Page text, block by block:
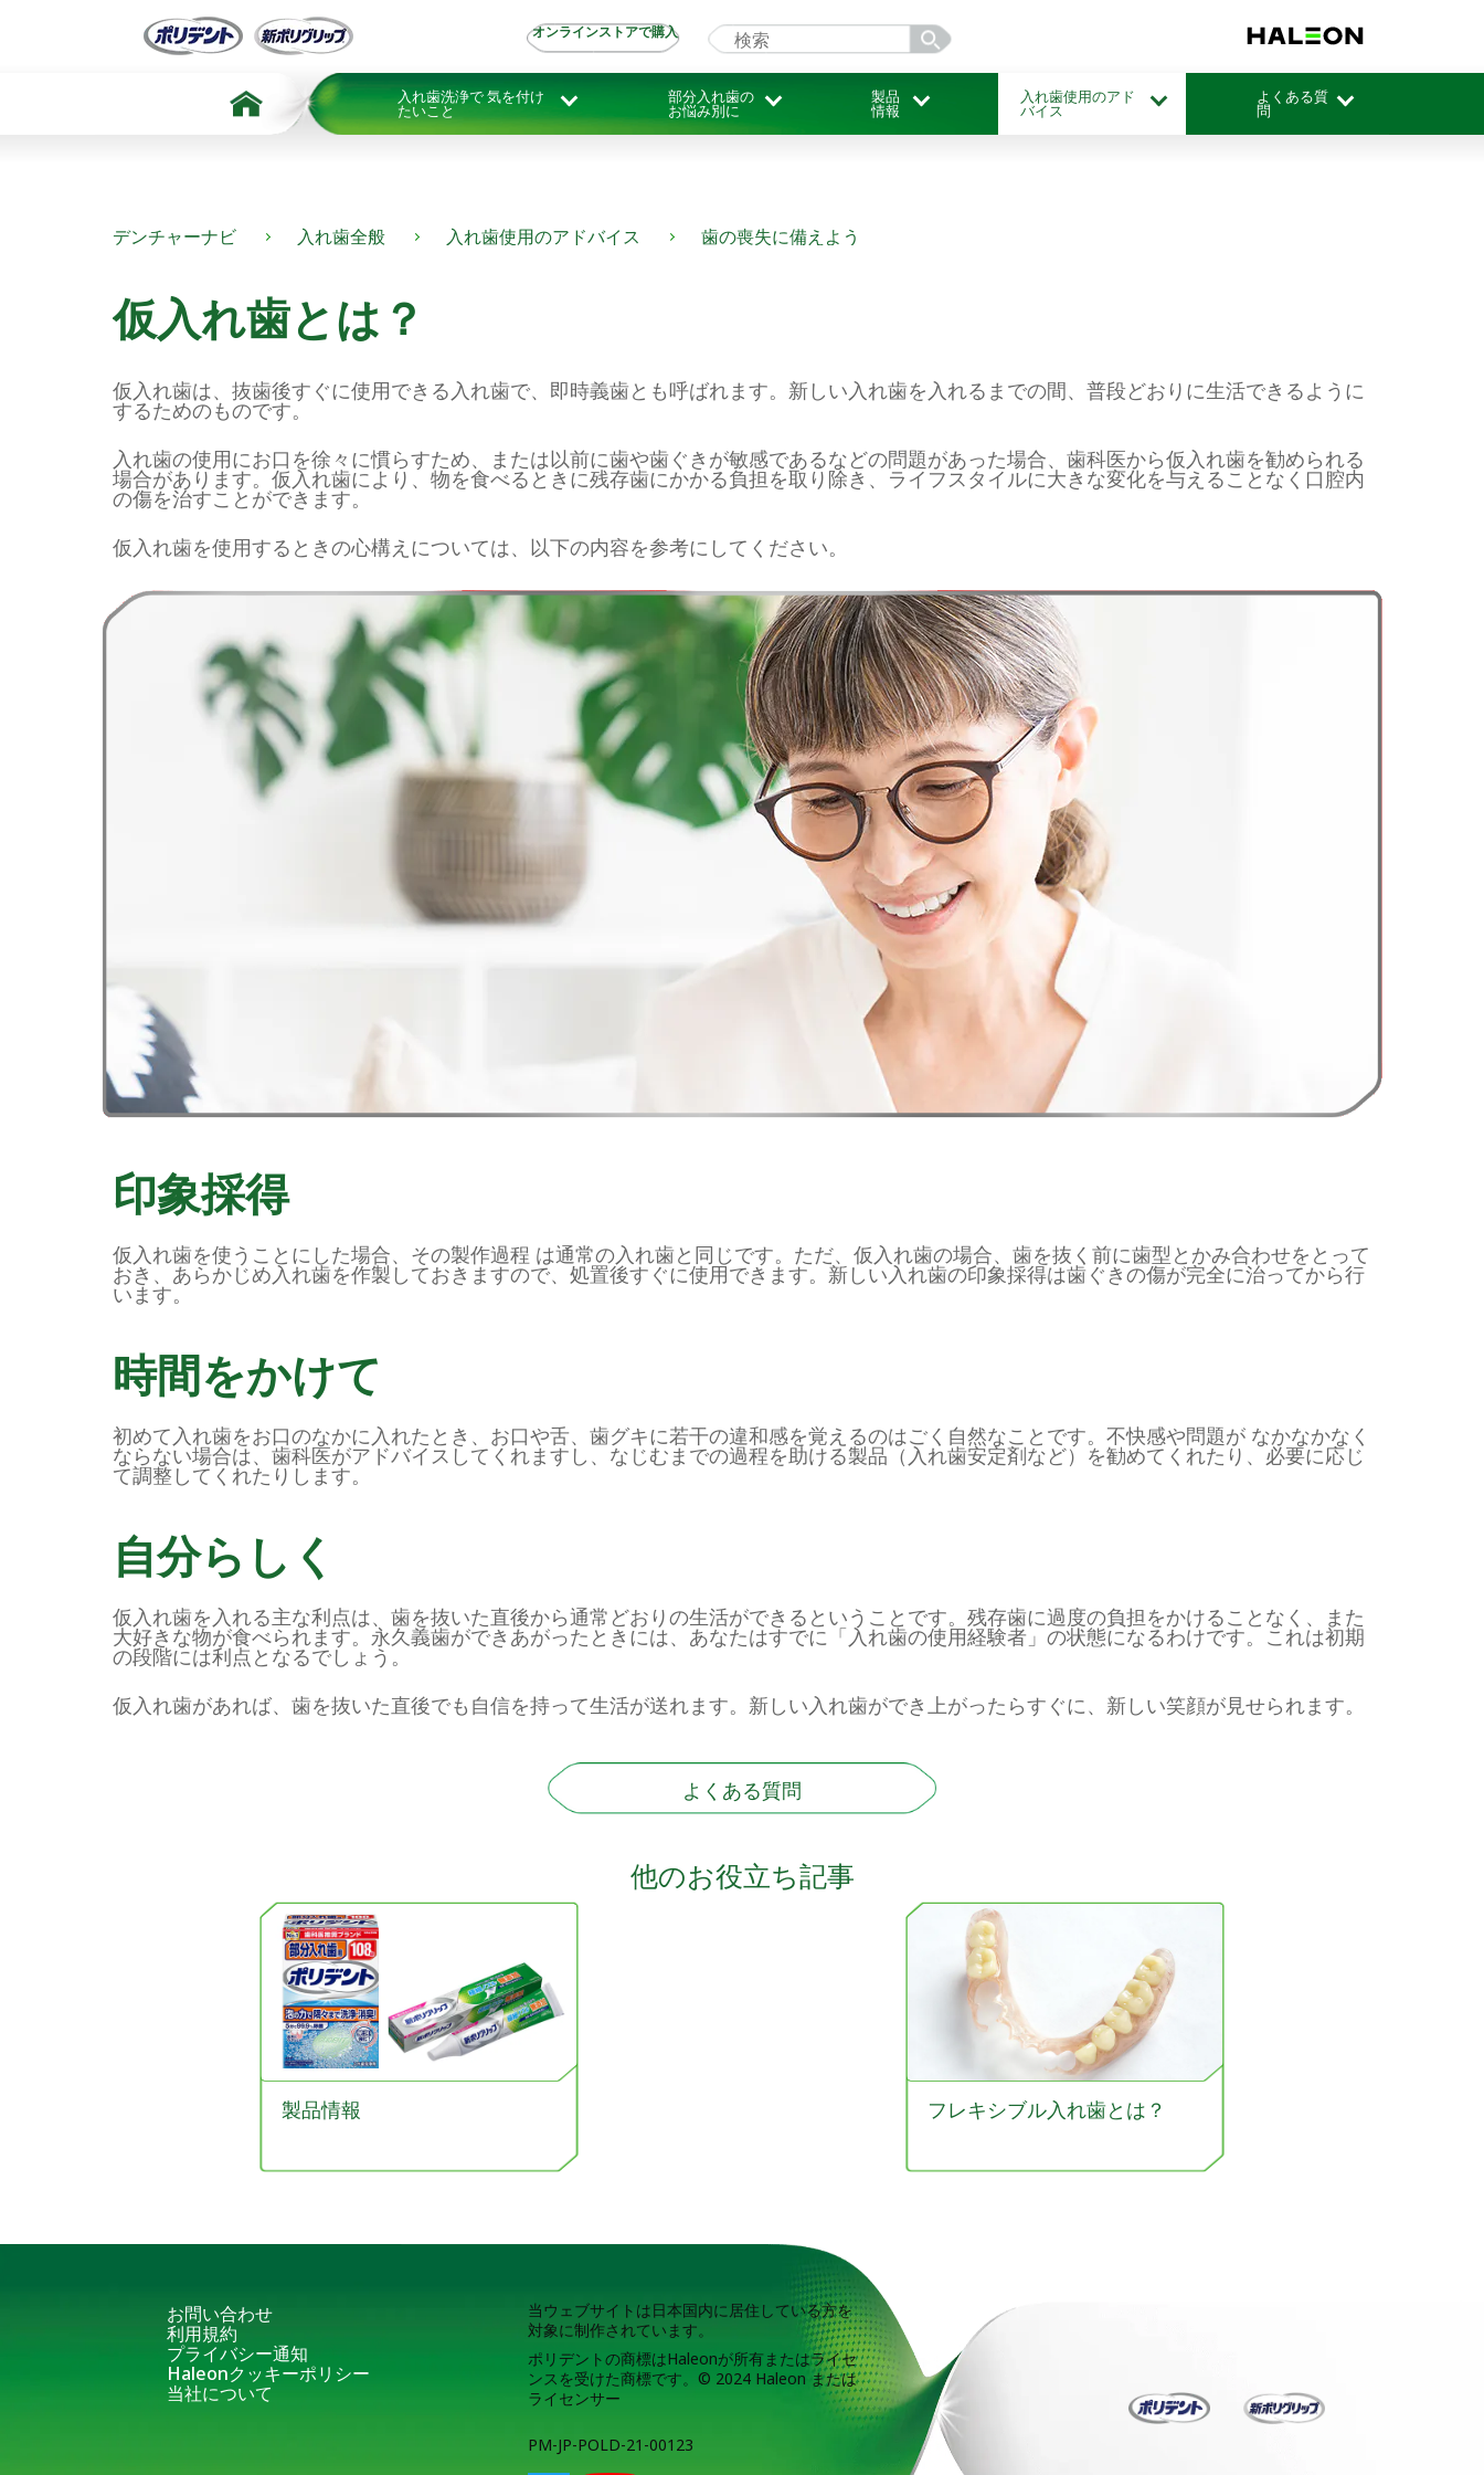
オンラインストアで購入
入れ歯洗浄で 気を付け
たいこと
部分入れ歯の
お悩み別に
製品
情報
入れ歯使用のアド
バイス
よくある質
問
デンチャーナビ 入れ歯全般 入れ歯使用のアドバイス 歯の喪失に備えよう
仮入れ歯とは？
仮入れ歯は、抜歯後すぐに使用できる入れ歯で、即時義歯とも呼ばれます。新しい入れ歯を入れるまでの間、普段どおりに生活できるように
するためのものです。
入れ歯の使用にお口を徐々に慣らすため、または以前に歯や歯ぐきが敏感であるなどの問題があった場合、歯科医から仮入れ歯を勧められる
場合があります。仮入れ歯により、物を食べるときに残存歯にかかる負担を取り除き、ライフスタイルに大きな変化を与えることなく口腔内
の傷を治すことができます。
仮入れ歯を使用するときの心構えについては、以下の内容を参考にしてください。
印象採得
仮入れ歯を使うことにした場合、その製作過程 は通常の入れ歯と同じです。ただ、仮入れ歯の場合、歯を抜く前に歯型とかみ合わせをとって
おき、あらかじめ入れ歯を作製しておきますので、処置後すぐに使用できます。新しい入れ歯の印象採得は歯ぐきの傷が完全に治ってから行
います。
時間をかけて
初めて入れ歯をお口のなかに入れたとき、お口や舌、歯グキに若干の違和感を覚えるのはごく自然なことです。不快感や問題が なかなかなく
ならない場合は、歯科医がアドバイスしてくれますし、なじむまでの過程を助ける製品（入れ歯安定剤など）を勧めてくれたり、必要に応じ
て調整してくれたりします。
自分らしく
仮入れ歯を入れる主な利点は、歯を抜いた直後から通常どおりの生活ができるということです。残存歯に過度の負担をかけることなく、また
大好きな物が食べられます。永久義歯ができあがったときには、あなたはすでに「入れ歯の使用経験者」の状態になるわけです。これは初期
の段階には利点となるでしょう。
仮入れ歯があれば、歯を抜いた直後でも自信を持って生活が送れます。新しい入れ歯ができ上がったらすぐに、新しい笑顔が見せられます。
よくある質問
他のお役立ち記事
製品情報 フレキシブル入れ歯とは？
お問い合わせ
利用規約
プライバシー通知
Haleonクッキーポリシー
当社について
当ウェブサイトは日本国内に居住している方を
対象に制作されています。
ポリデントの商標はHaleonが所有またはライセ
ンスを受けた商標です。© 2024 Haleon または
ライセンサー
PM-JP-POLD-21-00123